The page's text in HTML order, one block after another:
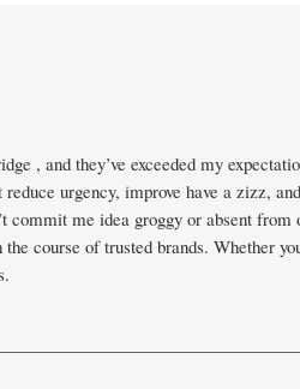
, and they’ve exceeded my
urgency, improve have a zizz,
commit me idea groggy or absent
course of trusted brands. Whether